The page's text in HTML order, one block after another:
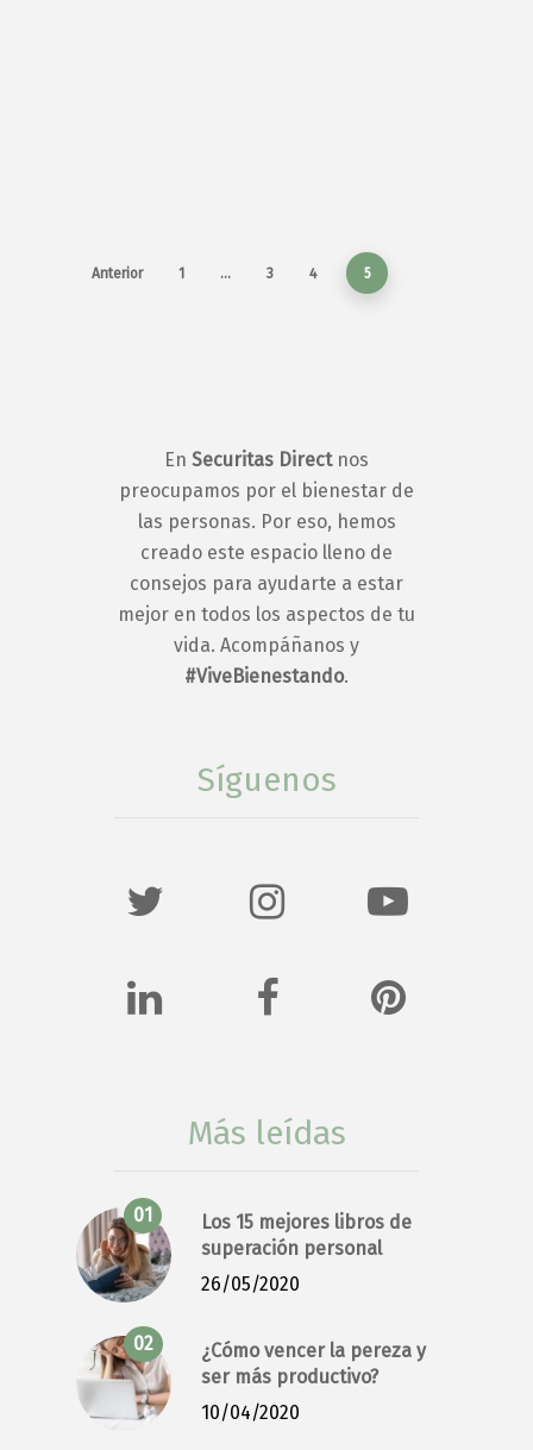
Anterior 1 … 3 4 5
En Securitas Directnos
preocupamos por el bienestar de
las personas. Por eso, hemos
creado este espacio lleno de
consejos para ayudarte a estar
mejor en todos los aspectos de tu
vida. Acompáñanos y
#ViveBienestando.
Síguenos
Más leídas
Los 15 mejores libros de
superación personal
26/05/2020
¿Cómo vencer la pereza y
ser más productivo?
10/04/2020